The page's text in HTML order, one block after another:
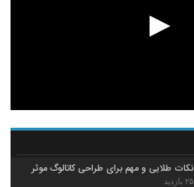
نکات طلایی و مهم برای طراحی کاتالوگ موثر
۲۵ بازدید